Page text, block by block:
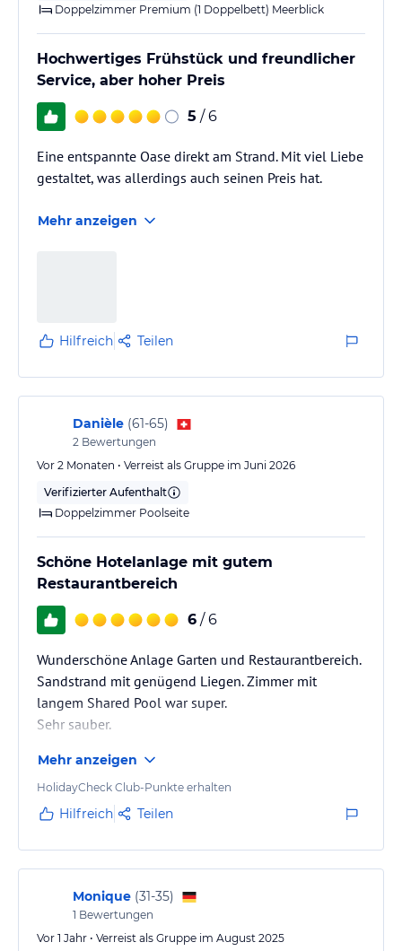
Doppelzimmer Premium (1 Doppelbett) Meerblick
Hochwertiges Frühstück und freundlicher
Service, aber hoher Preis
5 / 6
Eine entspannte Oase direkt am Strand. Mit viel Liebe
gestaltet, was allerdings auch seinen Preis hat.
Mehr anzeigen
Hilfreich Teilen
Danièle (61-65)
2 Bewertungen
Vor 2 Monaten • Verreist als Gruppe im Juni 2026
Verifizierter Aufenthalt
Doppelzimmer Poolseite
Schöne Hotelanlage mit gutem
Restaurantbereich
6 / 6
Wunderschöne Anlage Garten und Restaurantbereich.
Sandstrand mit genügend Liegen. Zimmer mit
langem Shared Pool war super.
Sehr sauber.
Mehr anzeigen
HolidayCheck Club-Punkte erhalten
Hilfreich Teilen
Monique (31-35)
1 Bewertungen
Vor 1 Jahr • Verreist als Gruppe im August 2025